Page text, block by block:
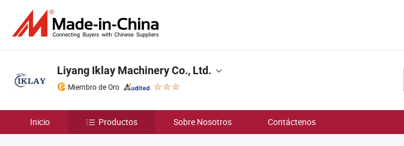
Liyang Iklay Machinery Co., Ltd.
Miembro de Oro
Inicio Productos Sobre Nosotros Contáctenos